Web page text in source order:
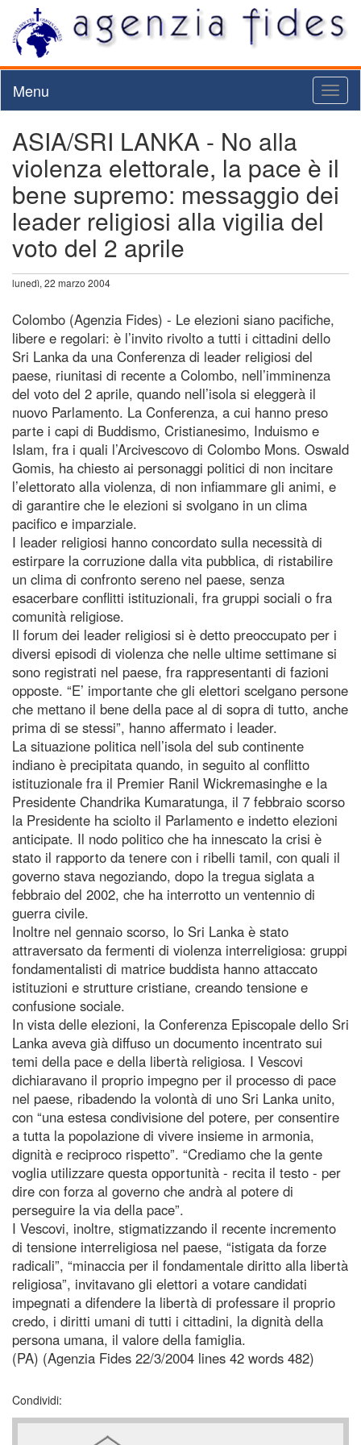
Menu
ASIA/SRI LANKA - No alla
violenza elettorale, la pace è il
bene supremo: messaggio dei
leader religiosi alla vigilia del
voto del 2 aprile
lunedì, 22 marzo 2004
Colombo (Agenzia Fides) - Le elezioni siano pacifiche,
libere e regolari: è l’invito rivolto a tutti i cittadini dello
Sri Lanka da una Conferenza di leader religiosi del
paese, riunitasi di recente a Colombo, nell’imminenza
del voto del 2 aprile, quando nell’isola si eleggerà il
nuovo Parlamento. La Conferenza, a cui hanno preso
parte i capi di Buddismo, Cristianesimo, Induismo e
Islam, fra i quali l’Arcivescovo di Colombo Mons. Oswald
Gomis, ha chiesto ai personaggi politici di non incitare
l’elettorato alla violenza, di non infiammare gli animi, e
di garantire che le elezioni si svolgano in un clima
pacifico e imparziale.
I leader religiosi hanno concordato sulla necessità di
estirpare la corruzione dalla vita pubblica, di ristabilire
un clima di confronto sereno nel paese, senza
esacerbare conflitti istituzionali, fra gruppi sociali o fra
comunità religiose.
Il forum dei leader religiosi si è detto preoccupato per i
diversi episodi di violenza che nelle ultime settimane si
sono registrati nel paese, fra rappresentanti di fazioni
opposte. “E’ importante che gli elettori scelgano persone
che mettano il bene della pace al di sopra di tutto, anche
prima di se stessi”, hanno affermato i leader.
La situazione politica nell’isola del sub continente
indiano è precipitata quando, in seguito al conflitto
istituzionale fra il Premier Ranil Wickremasinghe e la
Presidente Chandrika Kumaratunga, il 7 febbraio scorso
la Presidente ha sciolto il Parlamento e indetto elezioni
anticipate. Il nodo politico che ha innescato la crisi è
stato il rapporto da tenere con i ribelli tamil, con quali il
governo stava negoziando, dopo la tregua siglata a
febbraio del 2002, che ha interrotto un ventennio di
guerra civile.
Inoltre nel gennaio scorso, lo Sri Lanka è stato
attraversato da fermenti di violenza interreligiosa: gruppi
fondamentalisti di matrice buddista hanno attaccato
istituzioni e strutture cristiane, creando tensione e
confusione sociale.
In vista delle elezioni, la Conferenza Episcopale dello Sri
Lanka aveva già diffuso un documento incentrato sui
temi della pace e della libertà religiosa. I Vescovi
dichiaravano il proprio impegno per il processo di pace
nel paese, ribadendo la volontà di uno Sri Lanka unito,
con “una estesa condivisione del potere, per consentire
a tutta la popolazione di vivere insieme in armonia,
dignità e reciproco rispetto”. “Crediamo che la gente
voglia utilizzare questa opportunità - recita il testo - per
dire con forza al governo che andrà al potere di
perseguire la via della pace”.
I Vescovi, inoltre, stigmatizzando il recente incremento
di tensione interreligiosa nel paese, “istigata da forze
radicali”, “minaccia per il fondamentale diritto alla libertà
religiosa”, invitavano gli elettori a votare candidati
impegnati a difendere la libertà di professare il proprio
credo, i diritti umani di tutti i cittadini, la dignità della
persona umana, il valore della famiglia.
(PA) (Agenzia Fides 22/3/2004 lines 42 words 482)
Condividi: